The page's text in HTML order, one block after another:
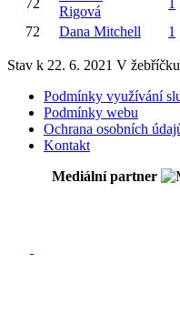
72
Rigová
72
Dana Mitchell 1
Stav k 22. 6. 2021 V
Podmínky využívání
Podmínky webu
Ochrana osobních
Kontakt
Mediální partner